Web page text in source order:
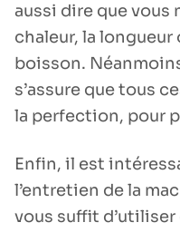
aussi dire que vous
chaleur, la
boisson.
s’assure que tous
la perfection, pour
Enfin, il est
l’entretien de la
vous suffit